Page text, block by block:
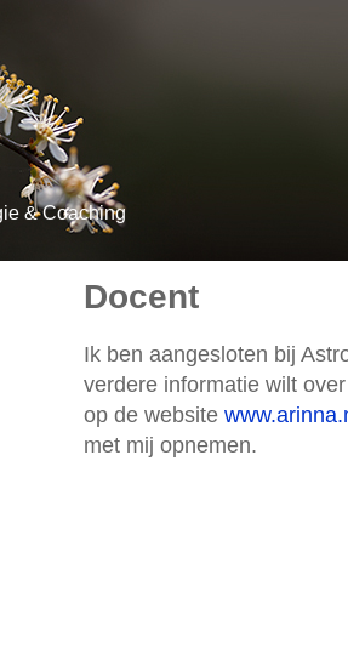
& Coaching
Docent
Ik ben aangesloten bij
verdere informatie wilt
op de website
met mij opnemen.